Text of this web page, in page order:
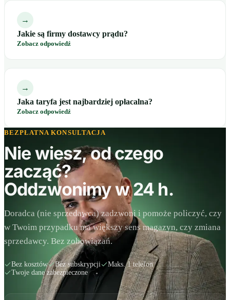
→
Jakie są firmy dostawcy prądu?
Zobacz odpowiedź
→
Jaka taryfa jest najbardziej opłacalna?
Zobacz odpowiedź
BEZPŁATNA KONSULTACJA
Nie wiesz, od czego
zacząć?
Oddzwonimy w 24 h.
Doradca (nie sprzedawca) zadzwoni i pomoże policzyć, czy
w Twoim przypadku ma większy sens magazyn, czy zmiana
sprzedawcy. Bez zobowiązań.
Bez kosztów Bez subskrypcji
Maks. 1 telefon
Twoje dane zabezpieczone